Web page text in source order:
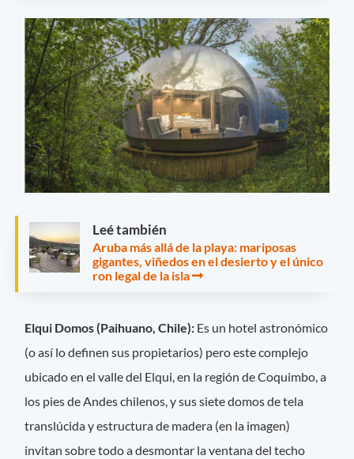
Leé también
Aruba más allá de la playa: mariposas
gigantes, viñedos en el desierto y el único
ron legal de la isla
Elqui Domos (Paihuano, Chile): Es un hotel astronómico
(o así lo definen sus propietarios) pero este complejo
ubicado en el valle del Elqui, en la región de Coquimbo, a
los pies de Andes chilenos, y sus siete domos de tela
translúcida y estructura de madera (en la imagen)
invitan sobre todo a desmontar la ventana del techo